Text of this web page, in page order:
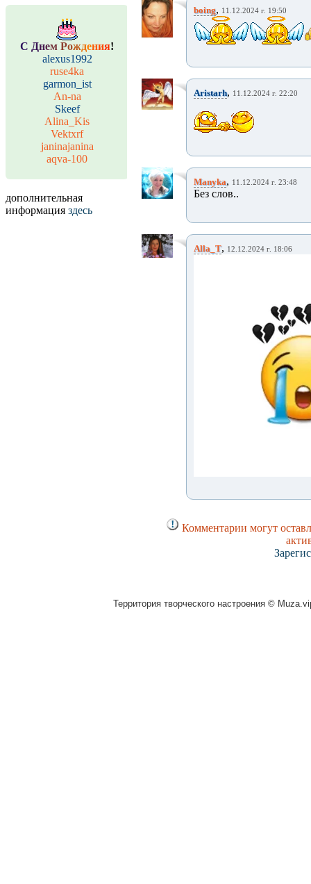
С Днем Рождения!
alexus1992
ruse4ka
garmon_ist
An-na
Skeef
Alina_Kis
Vektxrf
janinajanina
aqva-100
дополнительная
информация здесь
boing, 11.12.2024 г. 19:50
Aristarh, 11.12.2024 г. 22:20
Manyka, 11.12.2024 г. 23:48
Без слов..
Alla_T, 12.12.2024 г. 18:06
Комментарии могут
Территория творческого настроения ©